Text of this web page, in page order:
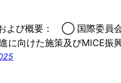
よび概要： ◯ 国際委員
に向けた施策及びMICE振